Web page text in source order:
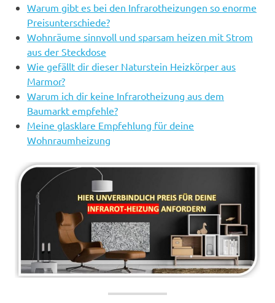
Warum gibt es bei den Infrarotheizungen so enorme
Preisunterschiede?
Wohnräume sinnvoll und sparsam heizen mit Strom
aus der Steckdose
Wie gefällt dir dieser Naturstein Heizkörper aus
Marmor?
Warum ich dir keine Infrarotheizung aus dem
Baumarkt empfehle?
Meine glasklare Empfehlung für deine
Wohnraumheizung